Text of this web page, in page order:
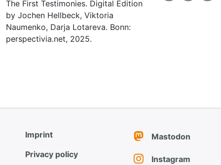
The First Testimonies. Digital Edition
by Jochen Hellbeck, Viktoria
Naumenko, Darja Lotareva. Bonn:
perspectivia.net, 2025.
Imprint
Privacy policy
Mastodon
Instagram